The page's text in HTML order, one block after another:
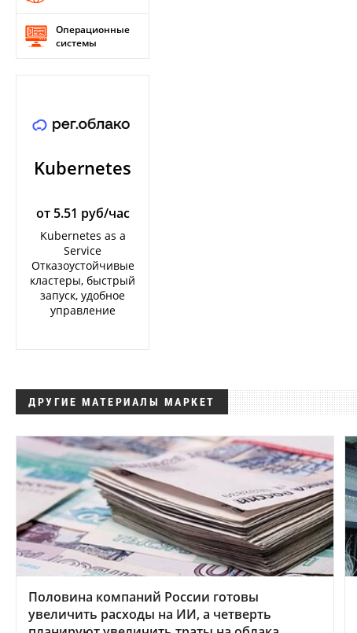
Операционные
системы
Kubernetes
от 5.51 руб/час
Kubernetes as a
Service
Отказоустойчивые
кластеры, быстрый
запуск, удобное
управление
ДРУГИЕ МАТЕРИАЛЫ МАРКЕТ
Половина компаний России готовы
увеличить расходы на ИИ, а четверть